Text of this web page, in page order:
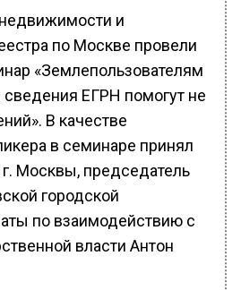
и
по Москве провели
«Землепользователям
сведения ЕГРН помогут не
В качестве
в семинаре принял
г. Москвы, председатель
городской
по взаимодействию с
власти Антон